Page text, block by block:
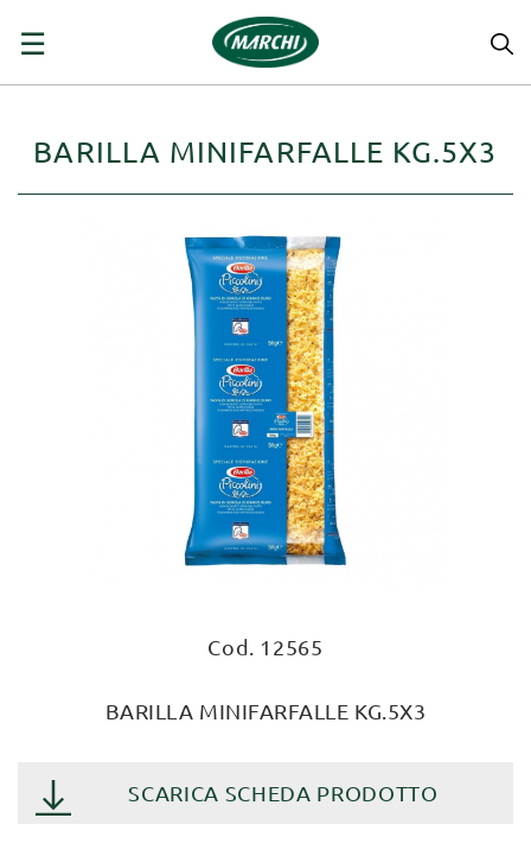
navigazione
☰
BARILLA MINIFARFALLE KG.5X3
Cod. 12565
BARILLA MINIFARFALLE KG.5X3
SCARICA SCHEDA PRODOTTO